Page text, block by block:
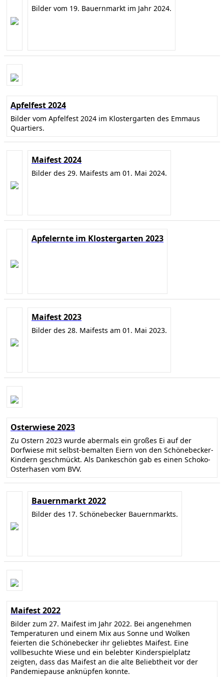
Bilder vom 19. Bauernmarkt im Jahr 2024.
Apfelfest 2024
Bilder vom Apfelfest 2024 im Klostergarten des Emmaus
Quartiers.
Maifest 2024
Bilder des 29. Maifests am 01. Mai 2024.
Apfelernte im Klostergarten 2023
Maifest 2023
Bilder des 28. Maifests am 01. Mai 2023.
Osterwiese 2023
Zu Ostern 2023 wurde abermals ein großes Ei auf der
Dorfwiese mit selbst-bemalten Eiern von den Schönebecker-
Kindern geschmückt. Als Dankeschön gab es einen Schoko-
Osterhasen vom BVV.
Bauernmarkt 2022
Bilder des 17. Schönebecker Bauernmarkts.
Maifest 2022
Bilder zum 27. Maifest im Jahr 2022. Bei angenehmen
Temperaturen und einem Mix aus Sonne und Wolken
feierten die Schönebecker ihr geliebtes Maifest. Eine
vollbesuchte Wiese und ein belebter Kinderspielplatz
zeigten, dass das Maifest an die alte Beliebtheit vor der
Pandemiepause anknüpfen konnte.